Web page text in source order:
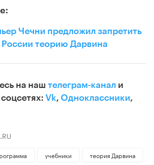
Чечни предложил запретить
России теорию Дарвина
на наш телеграм-канал и
Vk, Одноклассники,
учебники
теория Дарвина